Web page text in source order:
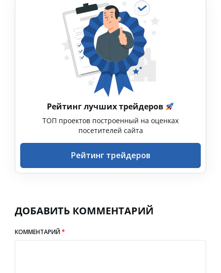
Рейтинг лучших трейдеров
ТОП проектов построенный на оценках
посетителей сайта
Рейтинг трейдеров
ДОБАВИТЬ КОММЕНТАРИЙ
КОММЕНТАРИЙ*